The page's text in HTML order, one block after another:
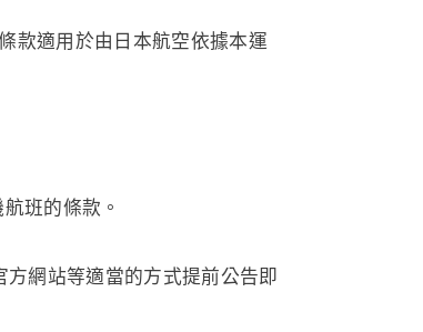
款適用於由日本航空依據本運
班的條款。
網站等適當的方式提前公告即